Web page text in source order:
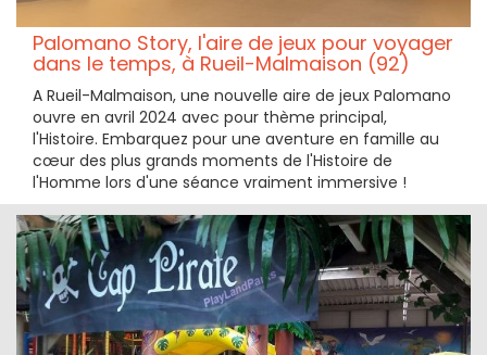
Palomano Story, l'aire de jeux pour voyager
dans le temps, à Rueil-Malmaison (92)
A Rueil-Malmaison, une nouvelle aire de jeux Palomano
ouvre en avril 2024 avec pour thème principal,
l'Histoire. Embarquez pour une aventure en famille au
cœur des plus grands moments de l'Histoire de
l'Homme lors d'une séance vraiment immersive !